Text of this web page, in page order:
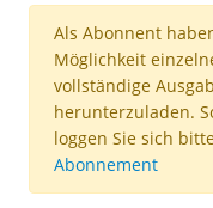
Als Abonnent
Möglichkeit
vollständige
herunterzuladen.
loggen Sie sich
Abonnement